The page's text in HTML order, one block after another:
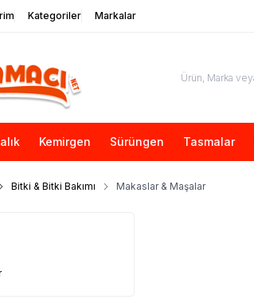
Kategoriler Markalar
Kemirgen Sürüngen Tasmalar
Bitki & Bitki Bakımı Makaslar & Maşalar